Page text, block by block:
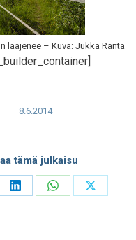
laajenee – Kuva: Jukka Ranta
8.6.2014
tämä julkaisu
Share
Share
Share